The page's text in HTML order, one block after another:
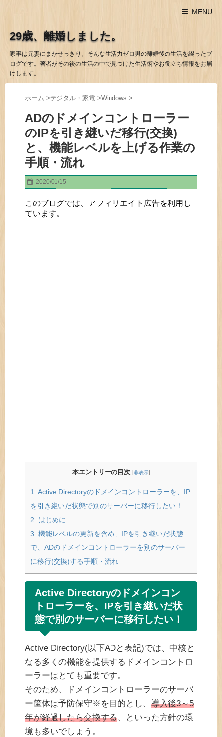
MENU
29歳、離婚しました。
家事は元妻にまかせっきり。そんな生活力ゼロ男の離婚後の生活を綴ったブ
ログです。著者がその後の生活の中で見つけた生活術やお役立ち情報をお届
けします。
ホーム >デジタル・家電 >Windows >
ADのドメインコントローラー
のIPを引き継いだ移行(交換)
と、機能レベルを上げる作業の
手順・流れ
2020/01/15
このブログでは、アフィリエイト広告を利用し
ています。
本エントリーの目次 [非表示]
1. Active Directoryのドメインコントローラーを、IP
を引き継いだ状態で別のサーバーに移行したい！
2. はじめに
3. 機能レベルの更新を含め、IPを引き継いだ状態
で、ADのドメインコントローラーを別のサーバー
に移行(交換)する手順・流れ
Active Directoryのドメインコン
トローラーを、IPを引き継いだ状
態で別のサーバーに移行したい！
Active Directory(以下ADと表記)では、中核と
なる多くの機能を提供するドメインコントロ
ーラーはとても重要です。
そのため、ドメインコントローラーのサーバ
ー筐体は予防保守※を目的とし、 導入後3～5
年が経過したら交換する、といった方針の環
境も多いでしょう。